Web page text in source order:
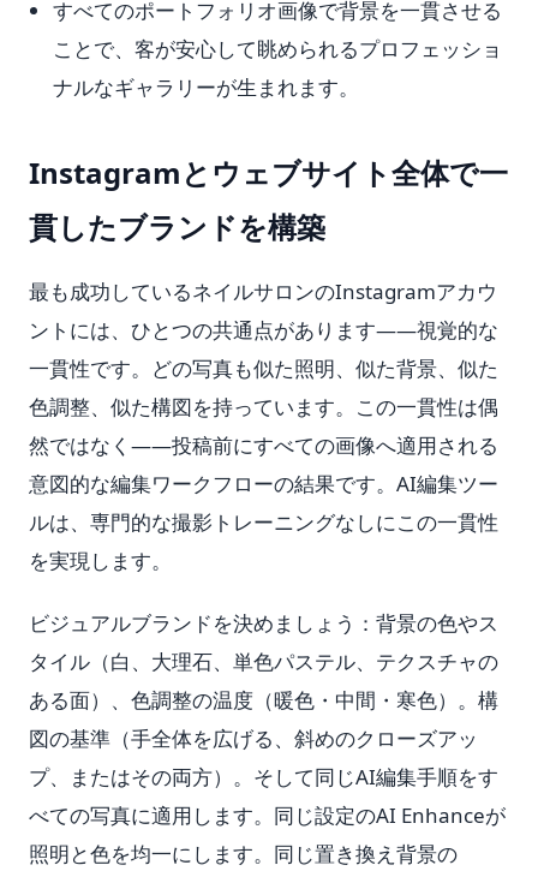
すべてのポートフォリオ画像で背景を一貫させる
ことで、客が安心して眺められるプロフェッショ
ナルなギャラリーが生まれます。
Instagramとウェブサイト全体で一
貫したブランドを構築
最も成功しているネイルサロンのInstagramアカウ
ントには、ひとつの共通点があります——視覚的な
一貫性です。どの写真も似た照明、似た背景、似た
色調整、似た構図を持っています。この一貫性は偶
然ではなく——投稿前にすべての画像へ適用される
意図的な編集ワークフローの結果です。AI編集ツー
ルは、専門的な撮影トレーニングなしにこの一貫性
を実現します。
ビジュアルブランドを決めましょう：背景の色やス
タイル（白、大理石、単色パステル、テクスチャの
ある面）、色調整の温度（暖色・中間・寒色）。構
図の基準（手全体を広げる、斜めのクローズアッ
プ、またはその両方）。そして同じAI編集手順をす
べての写真に適用します。同じ設定のAI Enhanceが
照明と色を均一にします。同じ置き換え背景の